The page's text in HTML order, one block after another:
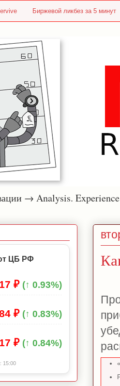
Биржевой ликбез за 5 минут
→ Analysis.
ЦБ РФ
₽ (↑ 0.93%)
₽ (↑ 0.83%)
₽ (↑ 0.84%)
15:00